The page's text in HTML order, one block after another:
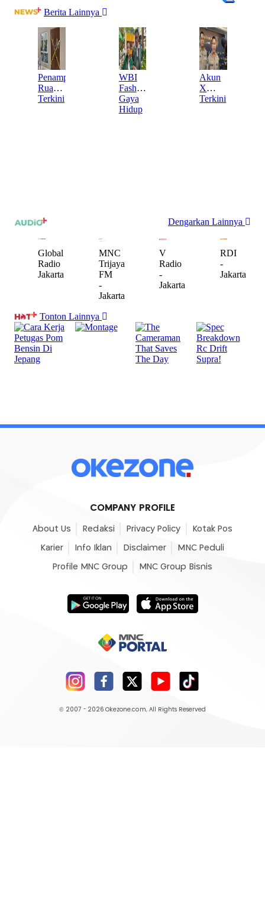
COMPANY PROFILE
About Us Redaksi Privacy Policy Kotak Pos
Karier Info Iklan Disclaimer MNC Peduli
Profile MNC Group MNC Group Bisnis
© 2007 - 2026 Okezone.com, All Rights Reserved